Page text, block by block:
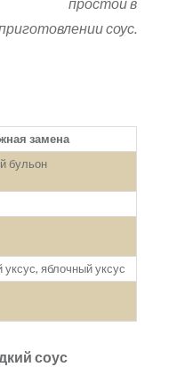
соус.
замена
бульон
уксус, яблочный уксус
соус